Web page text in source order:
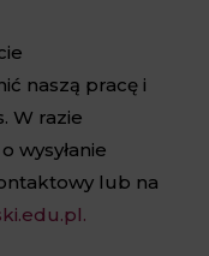
naszą pracę i
W razie
wysyłanie
lub na